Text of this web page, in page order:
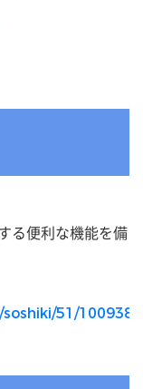
る便利な機能を備
51/